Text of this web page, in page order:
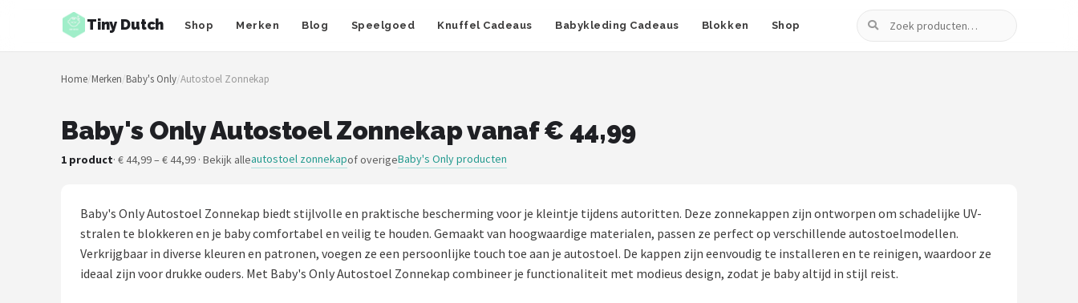
Tiny Dutch Shop Merken Blog Speelgoed Knuffel Cadeaus Babykleding Cadeaus Blokken Shop
Zoeken
Zoeken
NAVIGATIE
Merken
Speelgoed
Knuffel Cadeaus
Home/Merken/Baby's Only/Autostoel Zonnekap
Baby's Only Autostoel Zonnekap vanaf € 44,99
1 product· € 44,99 – € 44,99 · Bekijk alleautostoel zonnekapof overigeBaby's Only producten
Baby's Only Autostoel Zonnekap biedt stijlvolle en praktische bescherming voor je kleintje tijdens autoritten. Deze zonnekappen zijn ontworpen om schadelijke UV-
stralen te blokkeren en je baby comfortabel en veilig te houden. Gemaakt van hoogwaardige materialen, passen ze perfect op verschillende autostoelmodellen.
Verkrijgbaar in diverse kleuren en patronen, voegen ze een persoonlijke touch toe aan je autostoel. De kappen zijn eenvoudig te installeren en te reinigen, waardoor ze
ideaal zijn voor drukke ouders. Met Baby's Only Autostoel Zonnekap combineer je functionaliteit met modieus design, zodat je baby altijd in stijl reist.